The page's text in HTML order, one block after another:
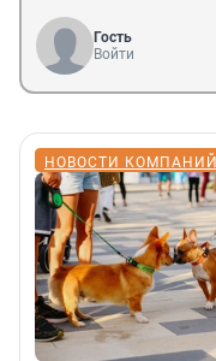
Гость
Войти
НОВОСТИ КОМПАНИЙ